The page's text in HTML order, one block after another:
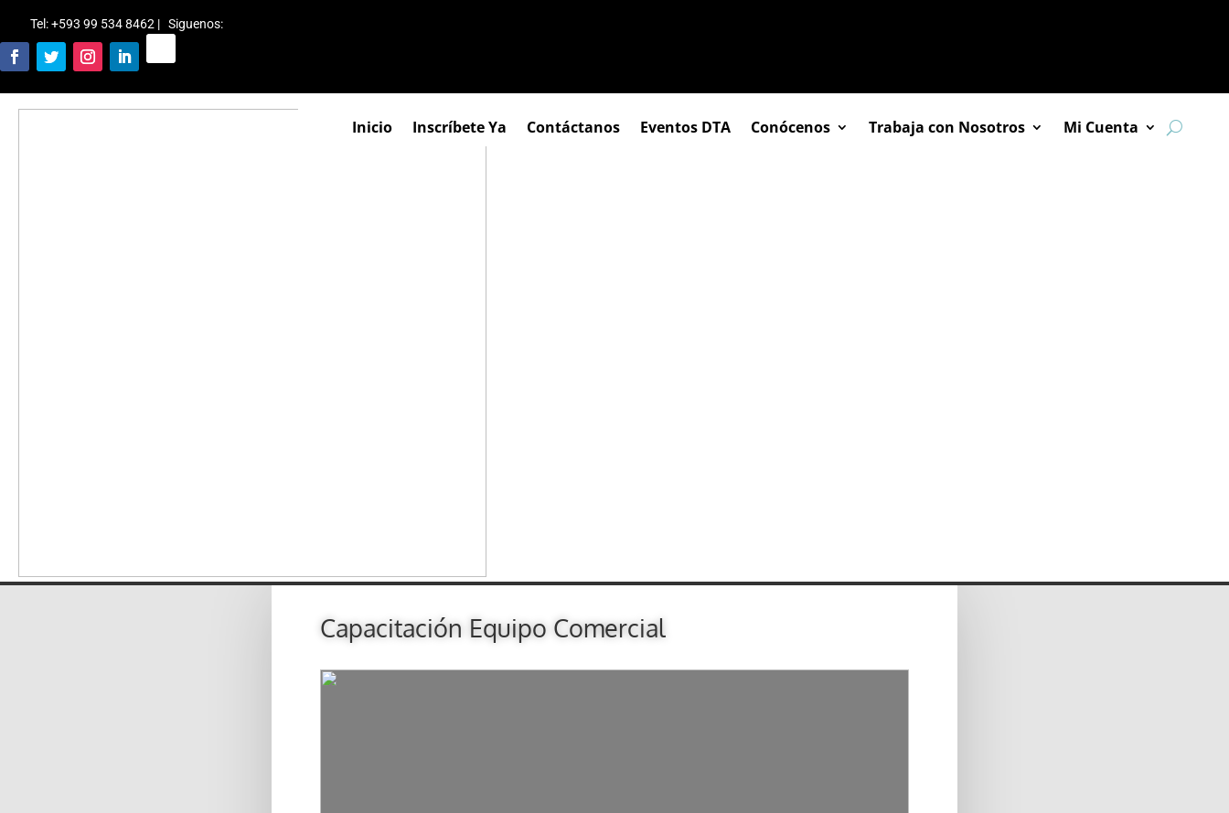
Tel: +593 99 534 8462 | Siguenos:
Inicio Inscríbete Ya Contáctanos Eventos DTA Conócenos Trabaja con Nosotros Mi Cuenta
Capacitación Equipo Comercial